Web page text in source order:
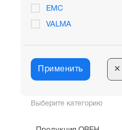
Выберите категорию
EMC
VALMA
Применить ✕